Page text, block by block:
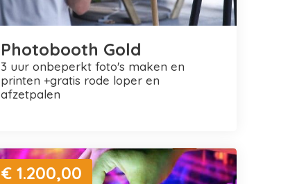
Photobooth Gold
3 uur onbeperkt foto's maken en
printen +gratis rode loper en
afzetpalen
€ 1.200,00